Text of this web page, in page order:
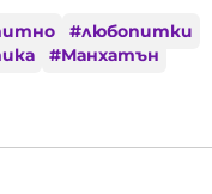
#любопитки
#Манхатън